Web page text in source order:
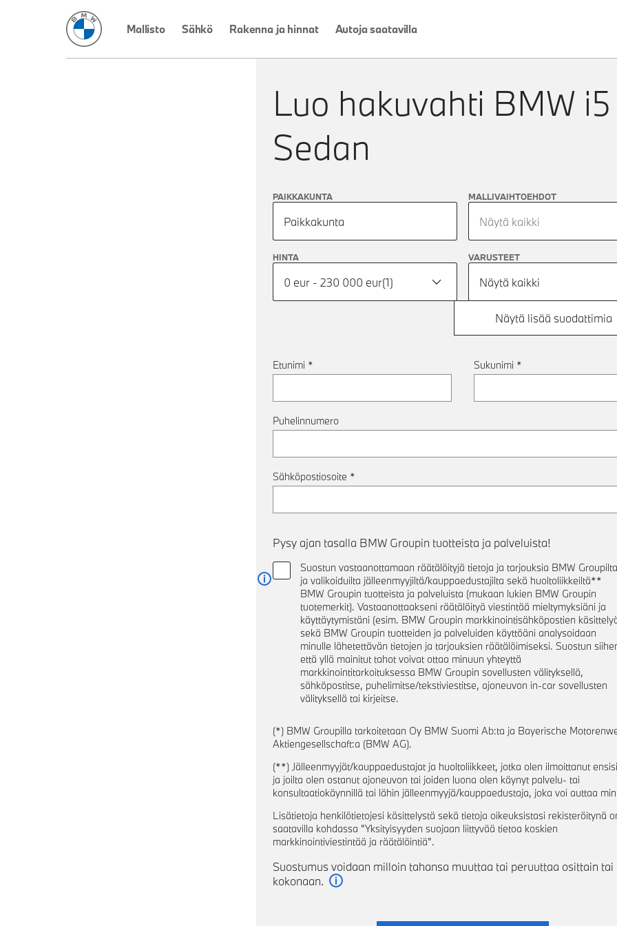
BMW Suomi
Mallisto Sähkö Rakenna ja hinnat Autoja saatavilla
Luo hakuvahti BMW i5
Sedan
PAIKKAKUNTA
Paikkakunta
MALLIVAIHTOEHDOT
Näytä kaikki
HINTA
0 eur - 230 000 eur(1)
VARUSTEET
Näytä kaikki
Näytä lisää suodattimia
Etunimi * Sukunimi *
Puhelinnumero
Sähköpostiosoite *
Pysy ajan tasalla BMW Groupin tuotteista ja palveluista!
Suostun vastaanottamaan räätälöityjä tietoja ja tarjouksia BMW
ja valikoiduilta jälleenmyyjiltä/kauppaedustajilta sekä huoltoliikkeiltä**
BMW Groupin tuotteista ja palveluista (mukaan lukien BMW Groupin
tuotemerkit). Vastaanottaakseni räätälöityä viestintää mieltymyksiäni ja
käyttäytymistäni (esim. BMW Groupin markkinointisähköpostien
sekä BMW Groupin tuotteiden ja palveluiden käyttöäni analysoidaan
minulle lähetettävän tietojen ja tarjouksien räätälöimiseksi. Suostun
että yllä mainitut tahot voivat ottaa minuun yhteyttä
markkinointitarkoituksessa BMW Groupin sovellusten välityksellä,
sähköpostitse, puhelimitse/tekstiviestitse, ajoneuvon in-car sovellusten
välityksellä tai kirjeitse.
Lue lisää
(*) BMW Groupilla tarkoitetaan Oy BMW Suomi Ab:ta ja Bayerische
Aktiengesellschaft:a (BMW AG).
(**) Jälleenmyyjät/kauppaedustajat ja huoltoliikkeet, jotka olen ilmoittanut
ja joilta olen ostanut ajoneuvon tai joiden luona olen käynyt palvelu- tai
konsultaatiokäynnillä tai lähin jälleenmyyjä/kauppaedustaja, joka voi auttaa
Lisätietoja henkilötietojesi käsittelystä sekä tietoja oikeuksistasi rekisteröitynä
saatavilla kohdassa "Yksityisyyden suojaan liittyvää tietoa koskien
markkinointiviestintää ja räätälöintiä".
Suostumus voidaan milloin tahansa muuttaa tai peruuttaa osittain tai
kokonaan.